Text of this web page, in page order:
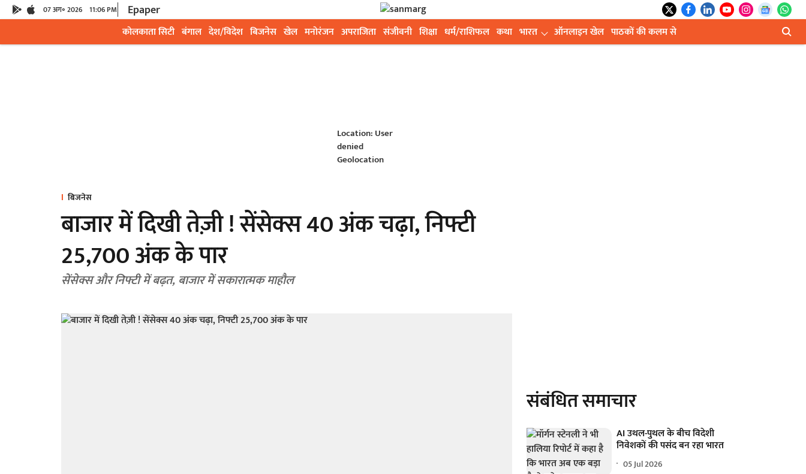
07 अग॰ 2026 11:06 PM Epaper
कोलकाता सिटी बंगाल देश/विदेश बिजनेस खेल मनोरंजन अपराजिता संजीवनी शिक्षा धर्म/राशिफल कथा भारत ऑनलाइन खेल पाठकों की कलम से
Location: User
denied
Geolocation
बिजनेस
बाजार में दिखी तेज़ी ! सेंसेक्स 40 अंक चढ़ा, निफ्टी
25,700 अंक के पार
सेंसेक्स और निफ्टी में बढ़त, बाजार में सकारात्मक माहौल
संबंधित समाचार
AI उथल-पुथल के बीच विदेशी
निवेशकों की पसंद बन रहा भारत
05 Jul 2026